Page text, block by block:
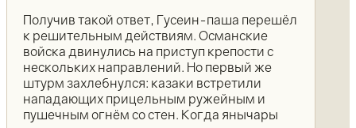
Получив такой ответ, Гусеин-паша перешёл
к решительным действиям. Османские
войска двинулись на приступ крепости с
нескольких направлений. Но первый же
штурм захлебнулся: казаки встретили
нападающих прицельным ружейным и
пушечным огнём со стен. Когда янычары